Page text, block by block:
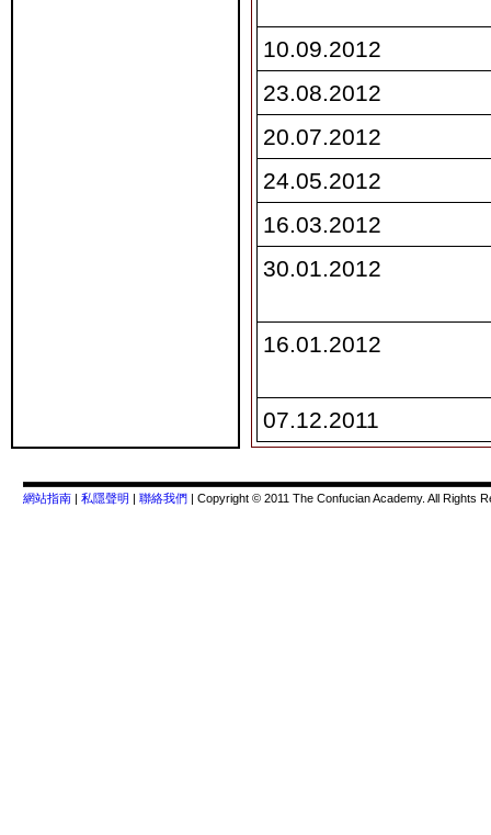
10.09.2012
23.08.2012
20.07.2012
24.05.2012
16.03.2012
30.01.2012
16.01.2012
07.12.2011
網站指南 | 私隱聲明 | 聯絡我們 | Copyright © 2011 The Confucian Academy. All Rights